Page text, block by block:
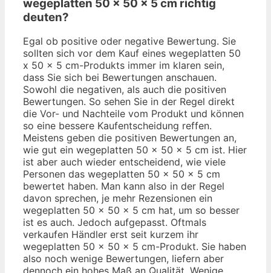
wegeplatten 50 x 50 x 5 cm richtig
deuten?
Egal ob positive oder negative Bewertung. Sie
sollten sich vor dem Kauf eines wegeplatten 50
x 50 x 5 cm-Produkts immer im klaren sein,
dass Sie sich bei Bewertungen anschauen.
Sowohl die negativen, als auch die positiven
Bewertungen. So sehen Sie in der Regel direkt
die Vor- und Nachteile vom Produkt und können
so eine bessere Kaufentscheidung reffen.
Meistens geben die positiven Bewertungen an,
wie gut ein wegeplatten 50 x 50 x 5 cm ist. Hier
ist aber auch wieder entscheidend, wie viele
Personen das wegeplatten 50 x 50 x 5 cm
bewertet haben. Man kann also in der Regel
davon sprechen, je mehr Rezensionen ein
wegeplatten 50 x 50 x 5 cm hat, um so besser
ist es auch. Jedoch aufgepasst. Oftmals
verkaufen Händler erst seit kurzem ihr
wegeplatten 50 x 50 x 5 cm-Produkt. Sie haben
also noch wenige Bewertungen, liefern aber